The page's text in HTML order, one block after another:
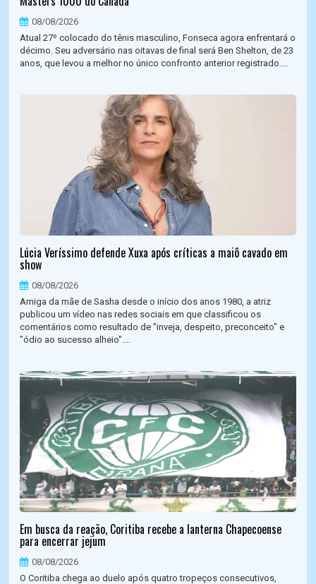
08/08/2026
Atual 27º colocado do tênis masculino, Fonseca agora enfrentará o
décimo. Seu adversário nas oitavas de final será Ben Shelton, de 23
anos, que levou a melhor no único confronto anterior registrado....
Lúcia Veríssimo defende Xuxa após críticas a maiô cavado em
show
08/08/2026
Amiga da mãe de Sasha desde o início dos anos 1980, a atriz
publicou um vídeo nas redes sociais em que classificou os
comentários como resultado de "inveja, despeito, preconceito" e
"ódio ao sucesso alheio"....
Em busca da reação, Coritiba recebe a lanterna Chapecoense
para encerrar jejum
08/08/2026
O Coritiba chega ao duelo após quatro tropeços consecutivos,